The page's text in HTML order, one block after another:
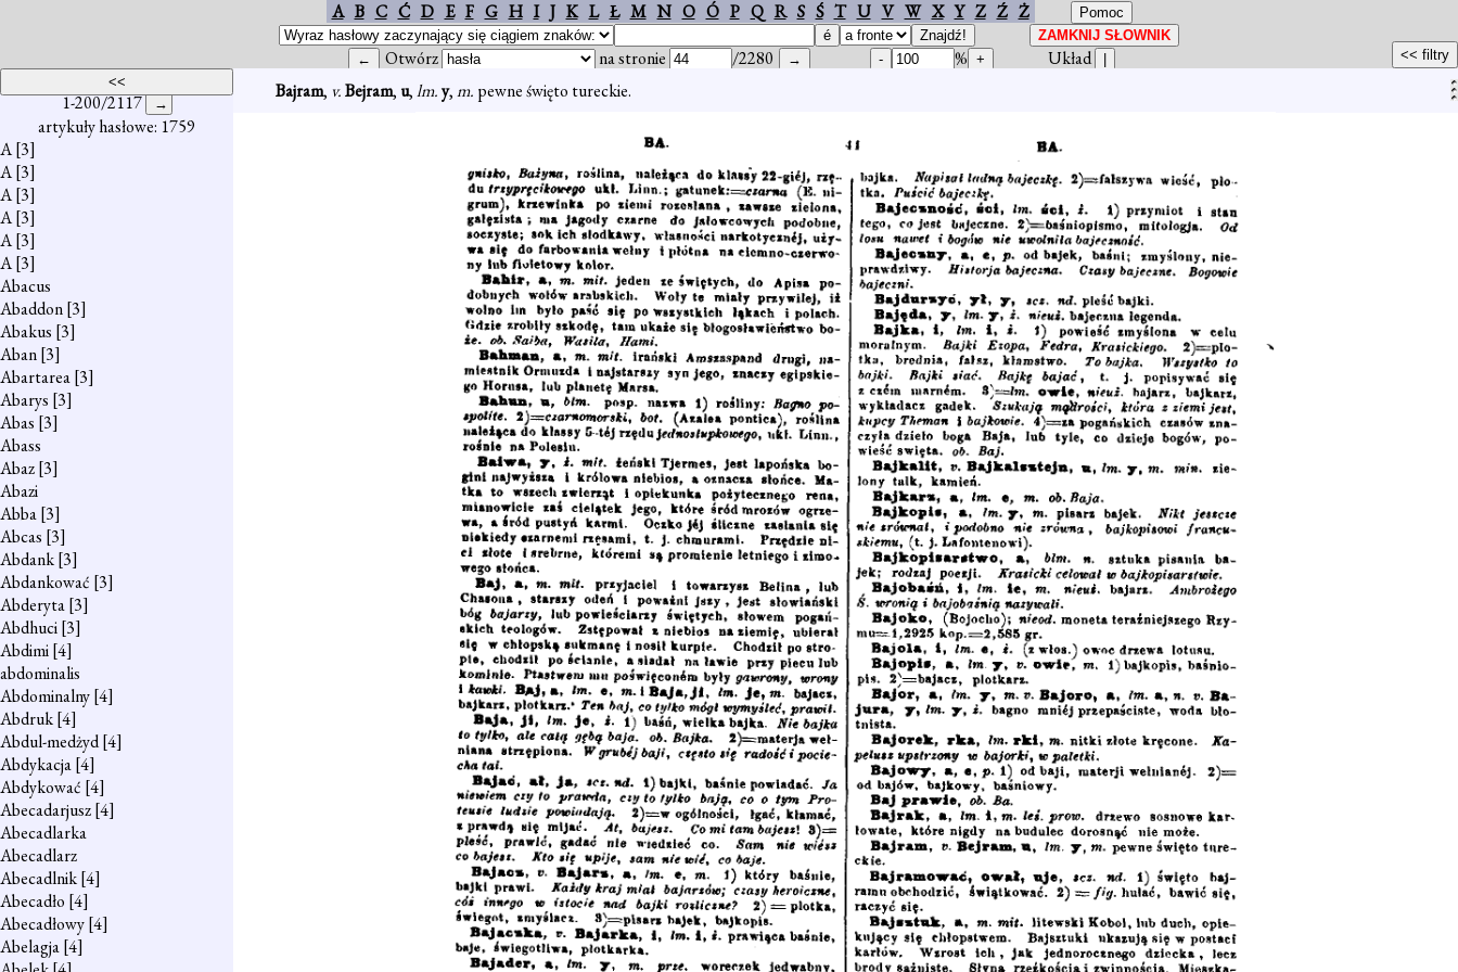
A B C Ć D E F G H I J K L Ł M N O Ó P Q R S Ś T U V W X Y Z Ź Ż
Otwórz na stronie /2280 %
Układ
1-200/2117
artykuły hasłowe: 1759
A[3]
A[3]
A[3]
A[3]
A[3]
A[3]
Abacus
Abaddon[3]
Abakus [3]
Aban[3]
Abartarea[3]
Abarys [3]
Abas [3]
Abass
Abaz[3]
Abazi
Abba[3]
Abcas [3]
Abdank[3]
Abdankować [3]
Abderyta[3]
Abdhuci[3]
Abdimi[4]
abdominalis
Abdominalny[4]
Abdruk[4]
Abdul-medżyd[4]
Abdykacja[4]
Abdykować [4]
Abecadarjusz[4]
Abecadlarka
Abecadlarz
Abecadlnik[4]
Abecadło [4]
Abecadłowy[4]
Abelagja[4]
Bajram, v.Bejram, u,lm.y,m. pewne święto tureckie.